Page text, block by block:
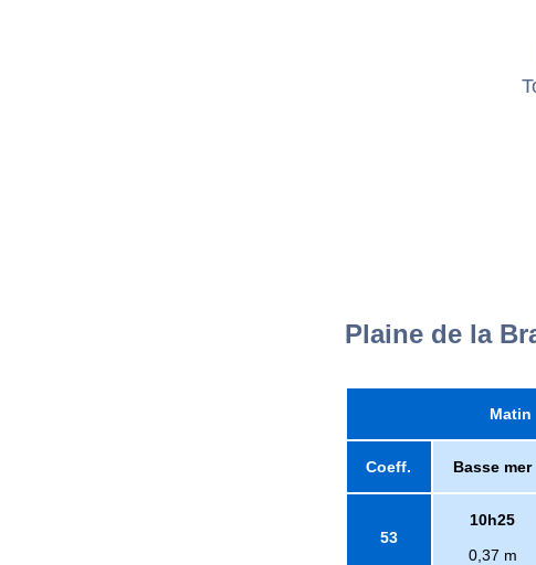
Plaine de la
Matin
Coeff. Basse mer
53
10h25
0,37 m